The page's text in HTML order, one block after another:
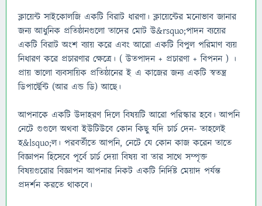
ক্লায়েন্ট সাইকোলজি একটি বিরাট ধারণা। ক্লায়েন্টের মনোভাব জানার
জন্য আধুনিক প্রতিষ্ঠানগুলো তাদের মোট উ&rsquo;পাদন ব্যয়ের
একটি বিরাট অংশ ব্যায় করে এবং আরো একটি বিপুল পরিমাণ ব্যয়
নিধারণ করে প্রচারণার ক্ষেত্রে। ( উতপাদন + প্রচারণা + বিপনন ) ।
প্রায় ভালো ব্যবসায়িক প্রতিষ্ঠানের ই এ কাজের জন্য একটি স্বতন্ত্র
ডিপার্ট্মেন্ট (আর এন্ড ডি) আছে।
আপনাকে একটি উদাহরণ দিলে বিষয়টি আরো পরিস্কার হবে। আপনি
নেটে গুগুলে অথবা ইউটিউবে কোন কিছু যদি চার্চ দেন- তাহলেই
হ&lsquo;ল। পরবর্তীতে আপনি, নেটে যে কোন কাজ করেন তাতে
বিজ্ঞাপন হিসেবে পূর্বে চার্চ দেয়া বিষয় বা তার সাথে সম্পৃক্ত
বিষয়গুরোর বিজ্ঞাপন আপনার নিকট একটি নির্দিষ্ট মেয়াদ পর্যন্ত
প্রদর্শন করতে থাকবে।